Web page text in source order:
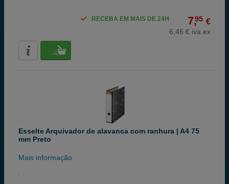
7,95 €
6,46 € iva ex
RECEBA EM MAIS DE 24H
Esselte Arquivador de alavanca com ranhura | A4 75
mm Preto
Mais informação